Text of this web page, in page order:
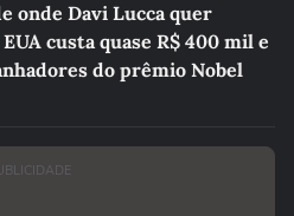
onde Davi Lucca quer
custa quase R$ 400 mil e
do prêmio Nobel